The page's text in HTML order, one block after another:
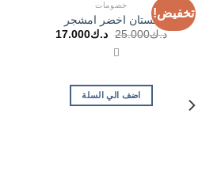
تخفيض!
خصومات
فستان اخضر امشجر
د.ك25.000 السعر
د.ك17.000السعر
اضف الي السلة